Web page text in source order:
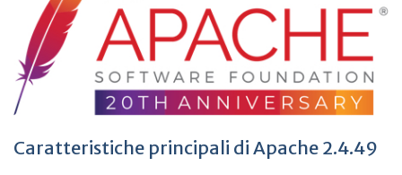
Caratteristiche principali di Apache 2.4.49